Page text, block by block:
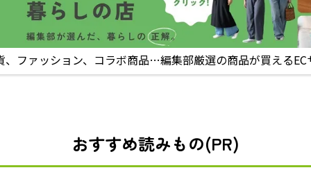
、ファッション、コラボ商品…編集部厳選の商品が買えるEC
おすすめ読みもの(PR)